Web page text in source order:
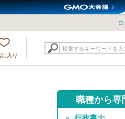
ロ
入り
検索するキーワードを入
職種から専